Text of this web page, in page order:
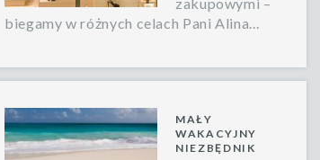
biegamy w różnych celach Pani Alina...
MAŁY
WAKACYJNY
NIEZBĘDNIK